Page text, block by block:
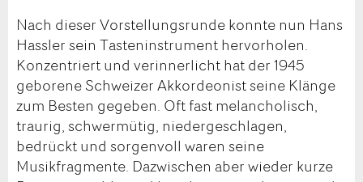
Nach dieser Vorstellungsrunde konnte nun Hans
Hassler sein Tasteninstrument hervorholen.
Konzentriert und verinnerlicht hat der 1945
geborene Schweizer Akkordeonist seine Klänge
zum Besten gegeben. Oft fast melancholisch,
traurig, schwermütig, niedergeschlagen,
bedrückt und sorgenvoll waren seine
Musikfragmente. Dazwischen aber wieder kurze